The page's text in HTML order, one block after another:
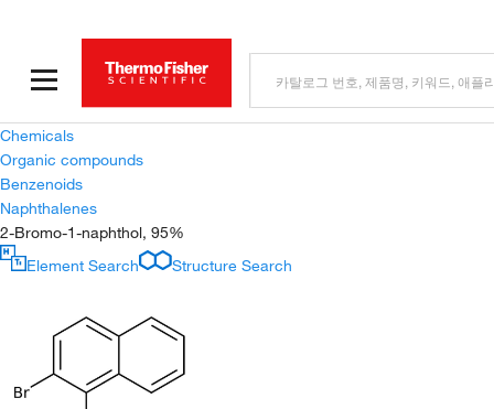
Chemicals
Organic compounds
Benzenoids
Naphthalenes
2-Bromo-1-naphthol, 95%
Element Search
Structure Search